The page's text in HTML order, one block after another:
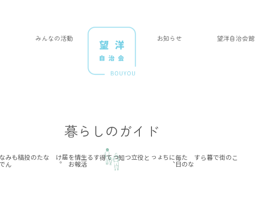
みんなの活動 お知らせ 望洋自治会館
暮らしのガイド
この街で暮らす
あ
な
た
の
毎
日
に
、
ちょっと役立つ
知って得する
生
活
情
報
を
お
届け
。
あなたの投稿も
み
ん
な
で
シ
ェ
ア